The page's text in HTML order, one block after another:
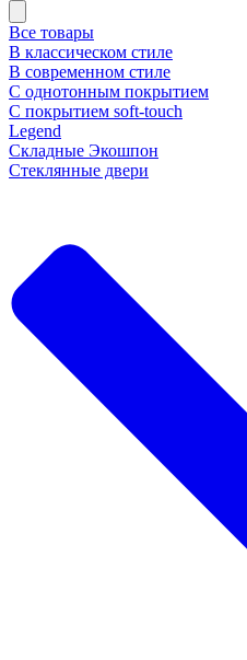
Все товары
В классическом стиле
В современном стиле
С однотонным покрытием
С покрытием soft-touch
Legend
Складные Экошпон
Стеклянные двери